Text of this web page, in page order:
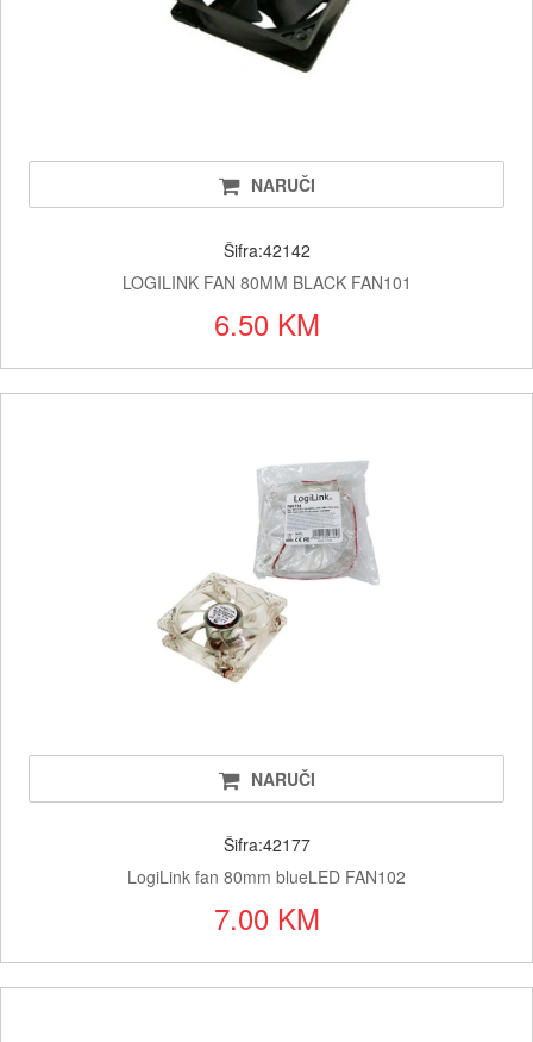
NARUČI
Šifra:42142
LOGILINK FAN 80MM BLACK FAN101
6.50 KM
NARUČI
Šifra:42177
LogiLink fan 80mm blueLED FAN102
7.00 KM